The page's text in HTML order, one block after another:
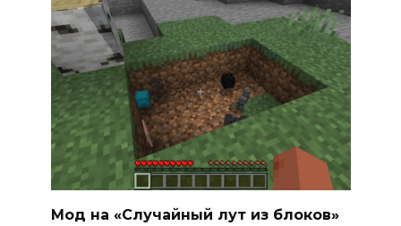
Мод на «Случайный лут из блоков»